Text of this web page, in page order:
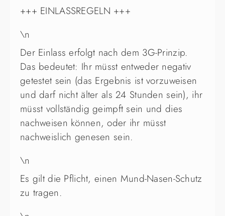
+++ EINLASSREGELN +++
\n
Der Einlass erfolgt nach dem 3G-Prinzip.
Das bedeutet: Ihr müsst entweder negativ
getestet sein (das Ergebnis ist vorzuweisen
und darf nicht älter als 24 Stunden sein), ihr
müsst vollständig geimpft sein und dies
nachweisen können, oder ihr müsst
nachweislich genesen sein.
\n
Es gilt die Pflicht, einen Mund-Nasen-Schutz
zu tragen.